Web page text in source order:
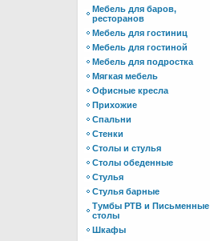
Мебель для баров,
ресторанов
Мебель для гостиниц
Мебель для гостиной
Мебель для подростка
Мягкая мебель
Офисные кресла
Прихожие
Спальни
Стенки
Столы и стулья
Столы обеденные
Стулья
Стулья барные
Тумбы РТВ и Письменные
столы
Шкафы